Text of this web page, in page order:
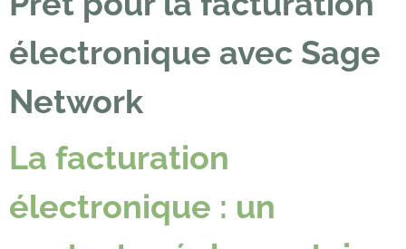
électronique avec Sage
Network
La facturation
électronique : un